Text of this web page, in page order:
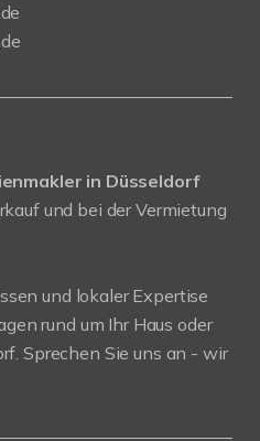
in Düsseldorf
und bei der Vermietung
und lokaler Expertise
rund um Ihr Haus oder
Sprechen Sie uns an - wir